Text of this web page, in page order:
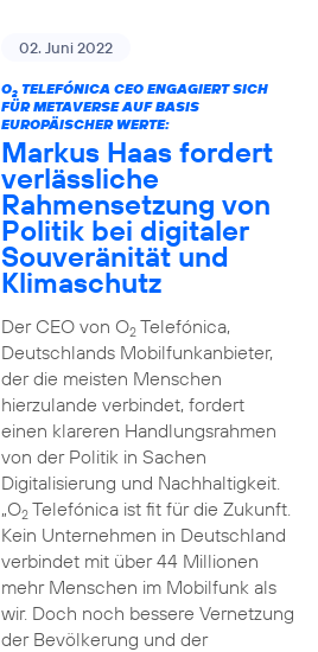
02. Juni 2022
O2TELEFÓNICA CEO ENGAGIERT SICH
FÜR METAVERSE AUF BASIS
EUROPÄISCHER WERTE:
Markus Haas fordert
verlässliche
Rahmensetzung von
Politik bei digitaler
Souveränität und
Klimaschutz
Der CEO von O2Telefónica,
Deutschlands Mobilfunkanbieter,
der die meisten Menschen
hierzulande verbindet, fordert
einen klareren Handlungsrahmen
von der Politik in Sachen
Digitalisierung und Nachhaltigkeit.
„O2Telefónica ist fit für die Zukunft.
Kein Unternehmen in Deutschland
verbindet mit über 44 Millionen
mehr Menschen im Mobilfunk als
wir. Doch noch bessere Vernetzung
der Bevölkerung und der